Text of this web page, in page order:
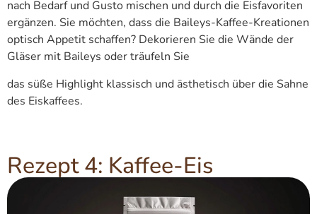
nach Bedarf und Gusto mischen und durch die Eisfavoriten
ergänzen. Sie möchten, dass die Baileys-Kaffee-Kreationen
optisch Appetit schaffen? Dekorieren Sie die Wände der
Gläser mit Baileys oder träufeln Sie
das süße Highlight klassisch und ästhetisch über die Sahne
des Eiskaffees.
Rezept 4: Kaffee-Eis